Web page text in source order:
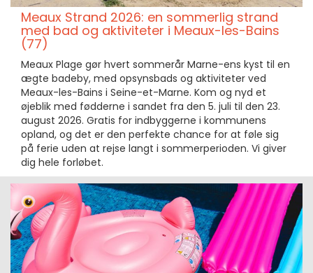
Meaux Strand 2026: en sommerlig strand
med bad og aktiviteter i Meaux-les-Bains
(77)
Meaux Plage gør hvert sommerår Marne-ens kyst til en
ægte badeby, med opsynsbads og aktiviteter ved
Meaux-les-Bains i Seine-et-Marne. Kom og nyd et
øjeblik med fødderne i sandet fra den 5. juli til den 23.
august 2026. Gratis for indbyggerne i kommunens
opland, og det er den perfekte chance for at føle sig
på ferie uden at rejse langt i sommerperioden. Vi giver
dig hele forløbet.